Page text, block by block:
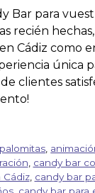
Bar para
recién
Cádiz como
única
clientes
candy bar
Cádiz, candy bar